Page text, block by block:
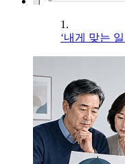
1.
‘내게 맞는